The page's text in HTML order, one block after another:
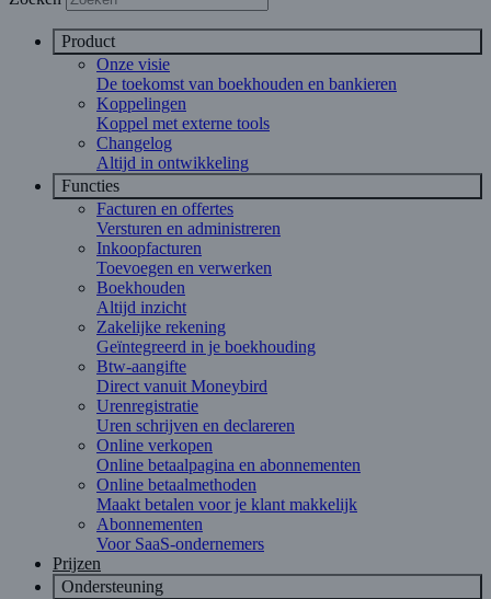
Product
Onze visie
De toekomst van boekhouden en bankieren
Koppelingen
Koppel met externe tools
Changelog
Altijd in ontwikkeling
Functies
Facturen en offertes
Versturen en administreren
Inkoopfacturen
Toevoegen en verwerken
Boekhouden
Altijd inzicht
Zakelijke rekening
Geïntegreerd in je boekhouding
Btw-aangifte
Direct vanuit Moneybird
Urenregistratie
Uren schrijven en declareren
Online verkopen
Online betaalpagina en abonnementen
Online betaalmethoden
Maakt betalen voor je klant makkelijk
Abonnementen
Voor SaaS-ondernemers
Prijzen
Ondersteuning